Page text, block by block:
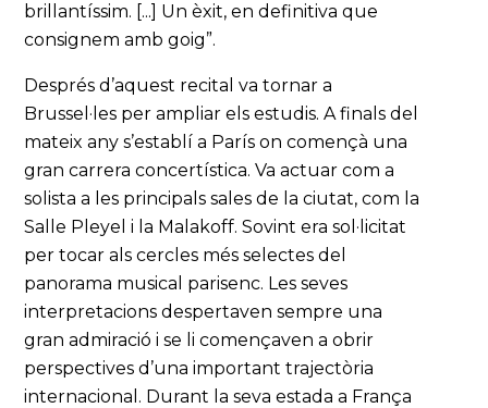
brillantíssim. [...] Un èxit, en definitiva que
consignem amb goig”.
Després d’aquest recital va tornar a
Brussel·les per ampliar els estudis. A finals del
mateix any s’establí a París on començà una
gran carrera concertística. Va actuar com a
solista a les principals sales de la ciutat, com la
Salle Pleyel i la Malakoff. Sovint era sol·licitat
per tocar als cercles més selectes del
panorama musical parisenc. Les seves
interpretacions despertaven sempre una
gran admiració i se li començaven a obrir
perspectives d’una important trajectòria
internacional. Durant la seva estada a França